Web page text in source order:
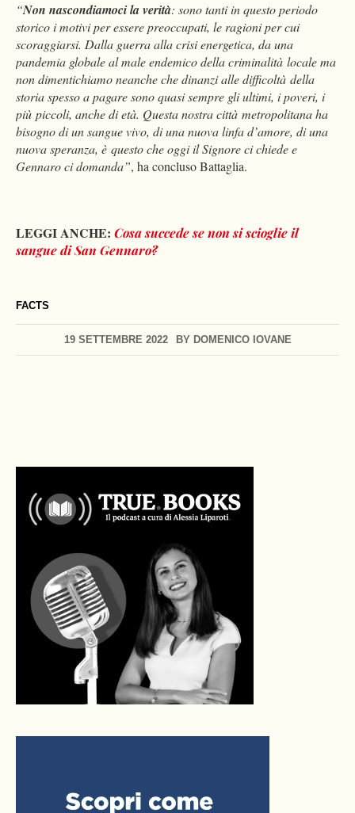
FACTS
19 SETTEMBRE 2022 BY DOMENICO IOVANE
“Non nascondiamoci la verità: sono tanti in questo periodo
storico i motivi per essere preoccupati, le ragioni per cui
scoraggiarsi. Dalla guerra alla crisi energetica, da una
pandemia globale al male endemico della criminalità locale ma
non dimentichiamo neanche che dinanzi alle difficoltà della
storia spesso a pagare sono quasi sempre gli ultimi, i poveri, i
più piccoli, anche di età. Questa nostra città metropolitana ha
bisogno di un sangue vivo, di una nuova linfa d’amore, di una
nuova speranza, è questo che oggi il Signore ci chiede e
Gennaro ci domanda”, ha concluso Battaglia.
LEGGI ANCHE: Cosa succede se non si scioglie il
sangue di San Gennaro?